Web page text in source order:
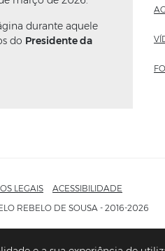
durante aquele
do Presidente da
LEGAIS
ACESSIBILIDADE
REBELO DE SOUSA - 2016-2026